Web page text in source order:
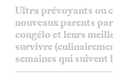
Ultra prévoyants ou
nouveaux parents
congélo et leurs
survivre (
semaines qui suivent